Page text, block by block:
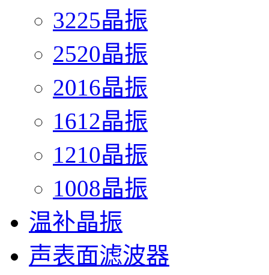
3225晶振
2520晶振
2016晶振
1612晶振
1210晶振
1008晶振
温补晶振
声表面滤波器